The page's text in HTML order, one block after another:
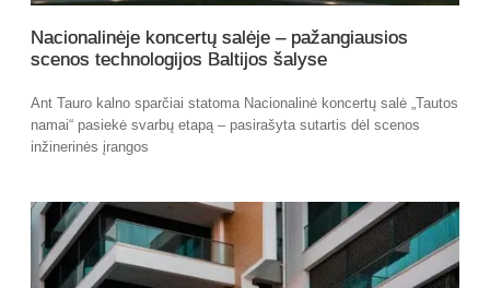
Nacionalinėje koncertų salėje – pažangiausios
scenos technologijos Baltijos šalyse
Ant Tauro kalno sparčiai statoma Nacionalinė koncertų salė „Tautos
namai“ pasiekė svarbų etapą – pasirašyta sutartis dėl scenos
inžinerinės įrangos